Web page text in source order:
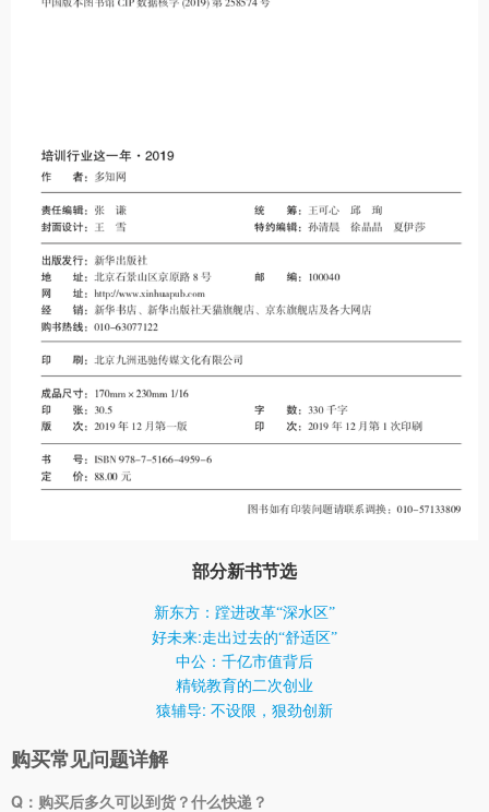
部分新书节选
新东方：蹚进改革“深水区”
好未来:走出过去的“舒适区”
中公：千亿市值背后
精锐教育的二次创业
猿辅导: 不设限，狠劲创新
购买常见问题详解
Q：购买后多久可以到货？什么快递？